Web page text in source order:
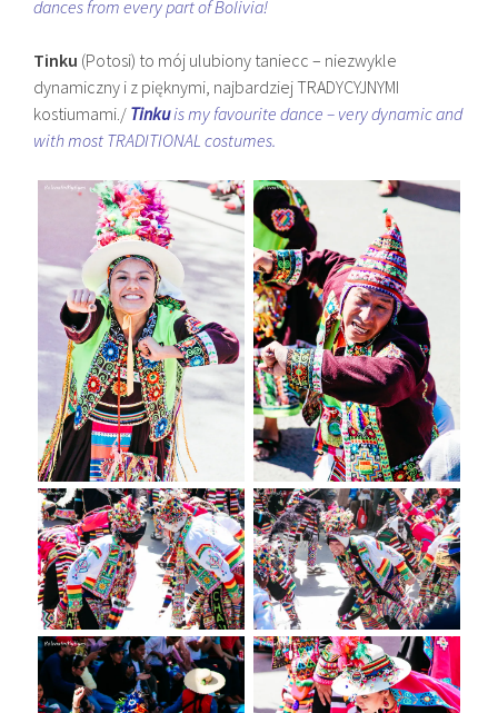
dances from every part of Bolivia!
Tinku (Potosi) to mój ulubiony taniecc – niezwykle
dynamiczny i z pięknymi, najbardziej TRADYCYJNYMI
kostiumami./ Tinkuis my favourite dance – very dynamic and
with most TRADITIONAL costumes.